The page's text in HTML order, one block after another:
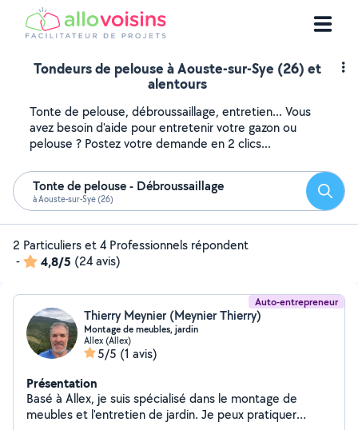
Tondeurs de pelouse à Aouste-sur-Sye (26) et
alentours
Tonte de pelouse, débroussaillage, entretien... Vous
avez besoin d'aide pour entretenir votre gazon ou
pelouse ? Postez votre demande en 2 clics...
Tonte de pelouse - Débroussaillage
à Aouste-sur-Sye (26)
2 Particuliers et 4 Professionnels répondent
-
4,8/5 (24 avis)
Auto-entrepreneur
Thierry Meynier (Meynier Thierry)
Montage de meubles, jardin
Allex (Allex)
5/5 (1 avis)
Présentation
Basé à Allex, je suis spécialisé dans le montage de
meubles et l'entretien de jardin. Je peux pratiquer